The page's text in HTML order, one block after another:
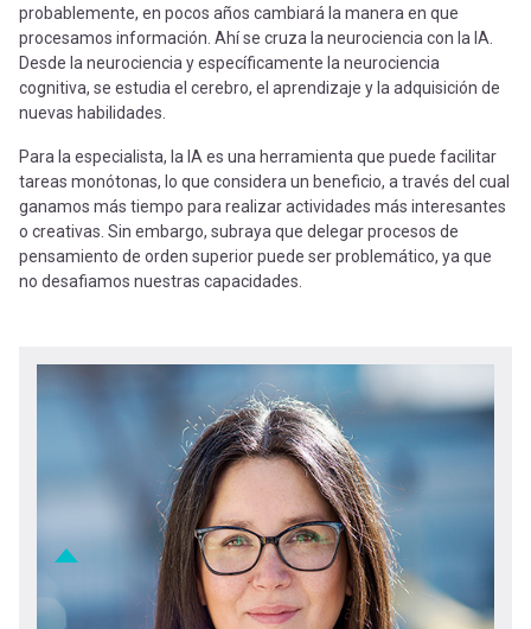
probablemente, en pocos años cambiará la manera en que
procesamos información. Ahí se cruza la neurociencia con la IA.
Desde la neurociencia y específicamente la neurociencia
cognitiva, se estudia el cerebro, el aprendizaje y la adquisición de
nuevas habilidades.
Para la especialista, la IA es una herramienta que puede facilitar
tareas monótonas, lo que considera un beneficio, a través del cual
ganamos más tiempo para realizar actividades más interesantes
o creativas. Sin embargo, subraya que delegar procesos de
pensamiento de orden superior puede ser problemático, ya que
no desafiamos nuestras capacidades.